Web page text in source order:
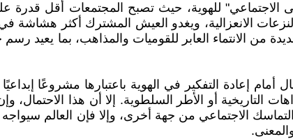
الاجتماعي" للهوية، حيث تصبح المجتمعات أقل قدرة
الانعزالية، ويغدو العيش المشترك أكثر هشاشة
من الانتماء العابر للقوميات والمذاهب، بما يعيد
إعادة التفكير في الهوية باعتبارها مشروعًا إبداعيًا
التاريخية أو الأطر السلطوية. إلا أن هذا الاحتمال،
الاجتماعي من جهة أخرى، وإلا فإن العالم